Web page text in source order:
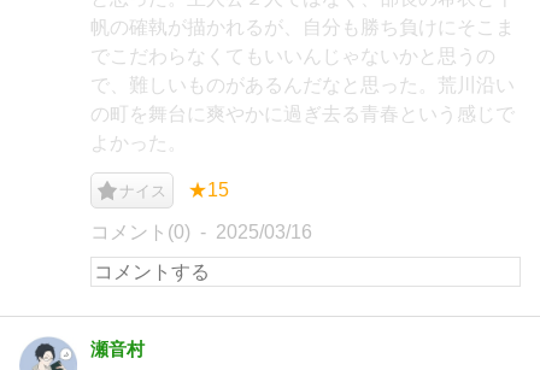
帆の確執が描かれるが、自分も勝ち負けにそこま
でこだわらなくてもいいんじゃないかと思うの
で、難しいものがあるんだなと思った。荒川沿い
の町を舞台に爽やかに過ぎ去る青春という感じで
よかった。
ナイス ★15
コメント(0) 2025/03/16
瀬音村